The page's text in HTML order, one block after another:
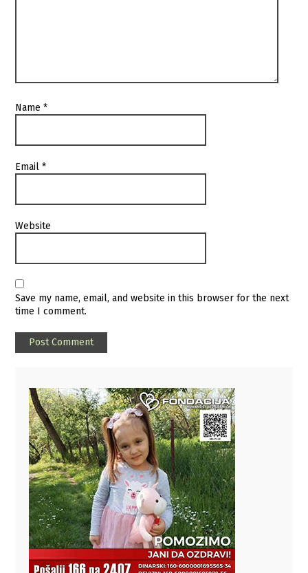
Name*
Email*
Website
Save my name, email, and website in this browser for the next
time I comment.